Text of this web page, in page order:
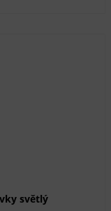
světlý